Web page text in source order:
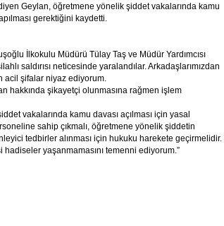
Geylan, öğretmene yönelik şiddet vakalarında kamu
gerektiğini kaydetti.
İlkokulu Müdürü Tülay Taş ve Müdür Yardımcısı
saldırısı neticesinde yaralandılar. Arkadaşlarımızdan
acil şifalar niyaz ediyorum.
hakkında şikayetçi olunmasına rağmen işlem
vakalarında kamu davası açılması için yasal
sahip çıkmalı, öğretmene yönelik şiddetin
tedbirler alınması için hukuku harekete geçirmelidir.
yaşanmamasını temenni ediyorum.”